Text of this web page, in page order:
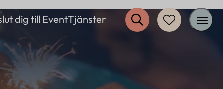
dig till EventTjänster